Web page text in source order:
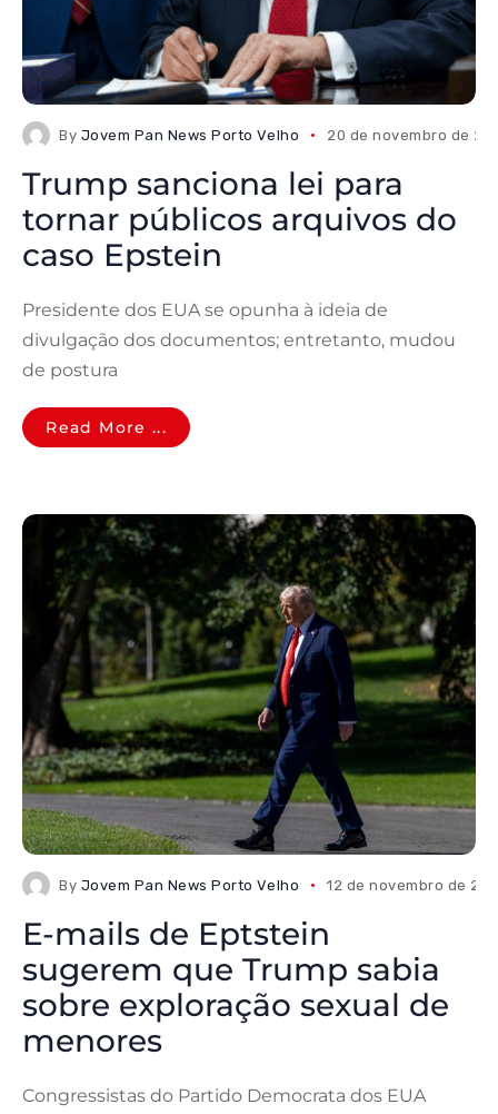
By Jovem Pan News Porto Velho 20 de novembro de
Trump sanciona lei para
tornar públicos arquivos do
caso Epstein
Presidente dos EUA se opunha à ideia de
divulgação dos documentos; entretanto, mudou
de postura
Read More ...
By Jovem Pan News Porto Velho 12 de novembro de
E-mails de Eptstein
sugerem que Trump sabia
sobre exploração sexual de
menores
Congressistas do Partido Democrata dos EUA